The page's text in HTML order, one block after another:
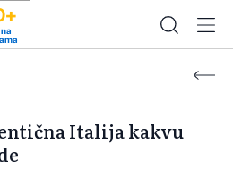
Italija kakvu